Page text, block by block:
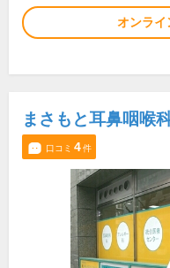
オンライ
まさもと耳鼻咽喉
口コミ 4件